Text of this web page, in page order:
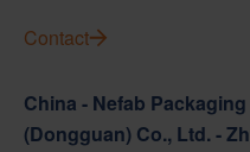
Contact
China - Nefab
(Dongguan) Co., Ltd. -